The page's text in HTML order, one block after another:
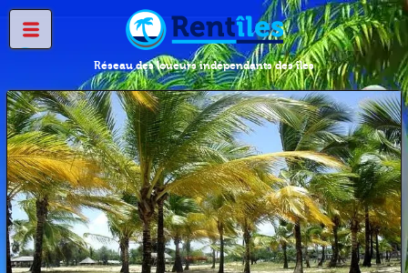
Réseau des loueurs indépendants des îles